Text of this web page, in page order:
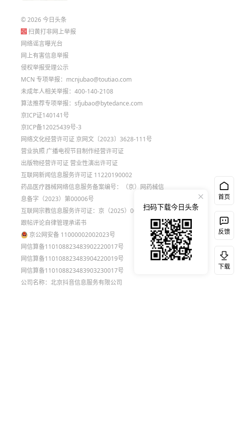
©2026今日头条
扫黄打非网上举报
网络谣言曝光台
网上有害信息举报
侵权举报受理公示
MCN 专项举报：mcnjubao@toutiao.com
未成年人相关举报：400-140-2108
算法推荐专项举报：sfjubao@bytedance.com
京ICP证140141号
京ICP备12025439号-3
网络文化经营许可证 京网文〔2023〕3628-111号
营业执照 广播电视节目制作经营许可证
出版物经营许可证 营业性演出许可证
互联网新闻信息服务许可证 11220190002
药品医疗器械网络信息服务备案编号：（京）网药械信
息备字（2023）第00006号
互联网宗教信息服务许可证：京（2025）0000021
跟帖评论自律管理承诺书
京公网安备 11000002002023号
网信算备110108823483902220017号
网信算备110108823483904220019号
网信算备110108823483903230017号
公司名称：北京抖音信息服务有限公司
首页
反馈
下载
扫码下载今日头条